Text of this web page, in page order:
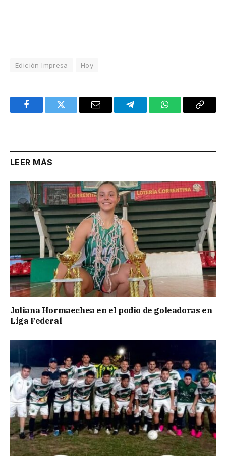
Edición Impresa Hoy
FacebookTwitter Email TelegramWhatsAppCopy
LEER MÁS
Juliana Hormaechea en el podio de goleadoras en
Liga Federal